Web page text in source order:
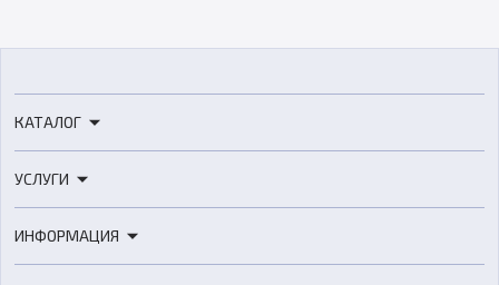
КАТАЛОГ
3D-сканеры
Расходные материалы
УСЛУГИ
3D-моделирование
ИНФОРМАЦИЯ